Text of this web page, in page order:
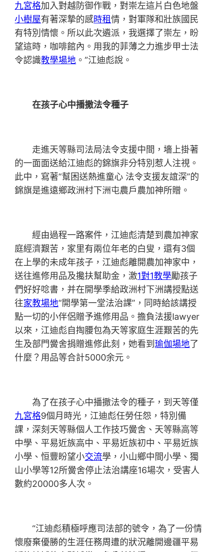
九宮格加入對越防御作戰，對崇左這片白色地盤
小樹屋有著深摯的感時租情，對軍隊和壯族國民
有特別情懷。所以此次遴派，我選擇了崇左，盼
望這時，咖啡館內。用我的菲薄之力進步甲士法
令認識教學場地 。”江迪彪說。
在孩子心中播撒法令種子
走進天等縣司法局法令支援中間，墻上掛著
的一面面送給江迪彪的錦旗非分特別惹人注視。
此中，寫著“幫困送熱進童心 法令支援友誼深”的
錦旗是進遠鄉政洲村下洲屯農戶農加神所贈。
經由過程一路案件，江迪彪清楚到農加神家
庭經濟艱苦，家里有兩位年老的白叟，還有3個
在上學的未成年孩子，江迪彪離開農加神家中，
送往進修用品及攙扶幫助金，激1對1教學勵孩子
們好好唸書，并在開學季給政洲村下洲講授點送
往家教場地“開學第一堂法治課”，同時給該講授
點一切的小伴侶贈予進修用品。擔負法援lawyer
以來，江迪彪自掏腰包為天等家庭生涯艱苦的先
生及部門黌舍捐贈進修此刻，她看到瑜伽場地了
什麼？用品等合計5000余元。
為了在孩子心中播撒法令的種子，到天等僅
九宮格9個月時光，江迪彪任勞任怨，特別備
課，深刻天等縣個人工作技巧黌舍、天等縣高等
中學、平易近族高中、平易近族初中、平易近族
小學、恒豐盼望小交流學，小山鄉中間小學、獨
山小學等12所黌舍停止法治講座16場次，受害人
數約20000多人次。
“江迪彪積極呼應司法部的號令，為了一份情
懷廢棄優勝的生涯任務周遭的狀況離開邊疆平易